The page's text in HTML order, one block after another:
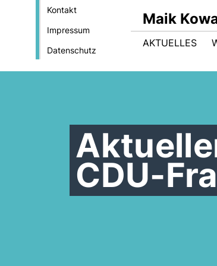
Kontakt
Impressum
Datenschutz
Maik
AKTUELLES
CDU-